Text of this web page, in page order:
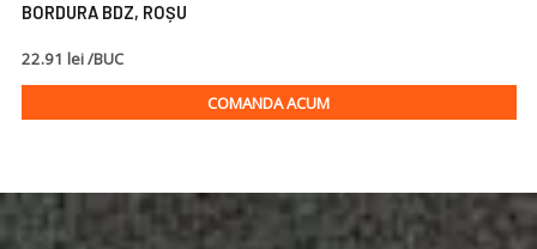
BORDURA BDZ, ROȘU
22.91 lei /BUC
COMANDA ACUM